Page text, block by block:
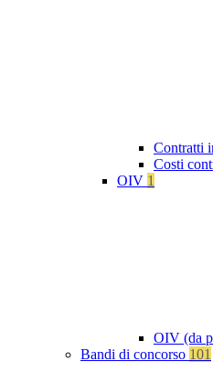
Contratti
Costi
OIV 1
OIV (da
Bandi di concorso 101